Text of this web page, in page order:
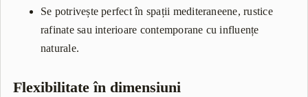
Se potrivește perfect în spații mediteraneene, rustice
rafinate sau interioare contemporane cu influențe
naturale.
Flexibilitate în dimensiuni